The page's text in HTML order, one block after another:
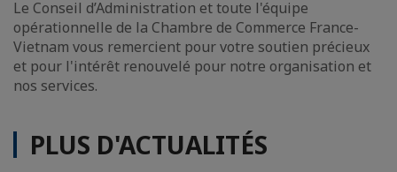
Le Conseil d’Administration et toute l'équipe
opérationnelle de la Chambre de Commerce France-
Vietnam vous remercient pour votre soutien précieux
et pour l'intérêt renouvelé pour notre organisation et
nos services.
PLUS D'ACTUALITÉS